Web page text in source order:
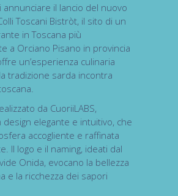
annunciare il lancio del nuovo
Toscani Bistròt, il sito di un
in Toscana più
a Orciano Pisano in provincia
un’esperienza culinaria
tradizione sarda incontra
da CuoriiLABS,
elegante e intuitivo, che
accogliente e raffinata
Il logo e il naming, ideati dal
Onida, evocano la bellezza
e la ricchezza dei sapori